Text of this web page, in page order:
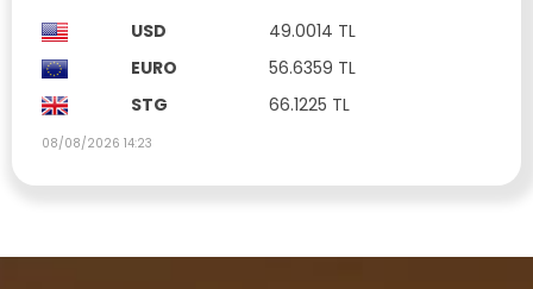
USD
49.0014 TL
EURO
56.6359 TL
STG
66.1225 TL
08/08/2026 14:23